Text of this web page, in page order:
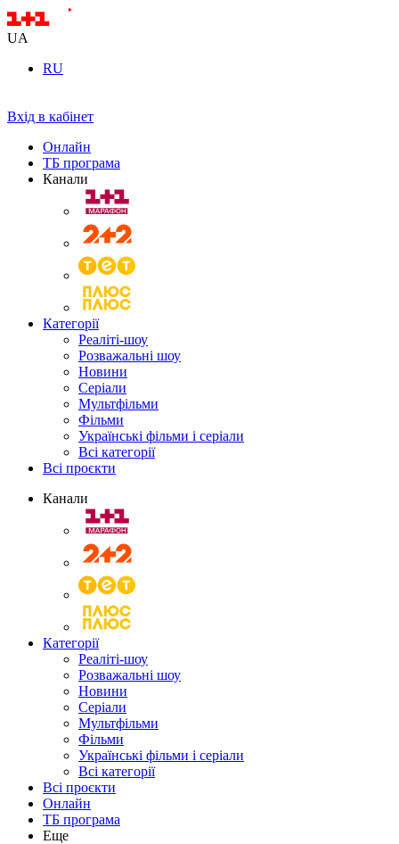
UA
RU
Вхід в кабінет
Онлайн
ТБ програма
Канали
Категорії
Реаліті-шоу
Розважальні шоу
Новини
Серіали
Мультфільми
Фільми
Українські фільми і серіали
Всі категорії
Всі проєкти
Канали
Категорії
Реаліті-шоу
Розважальні шоу
Новини
Серіали
Мультфільми
Фільми
Українські фільми і серіали
Всі категорії
Всі проєкти
Онлайн
ТБ програма
Еще